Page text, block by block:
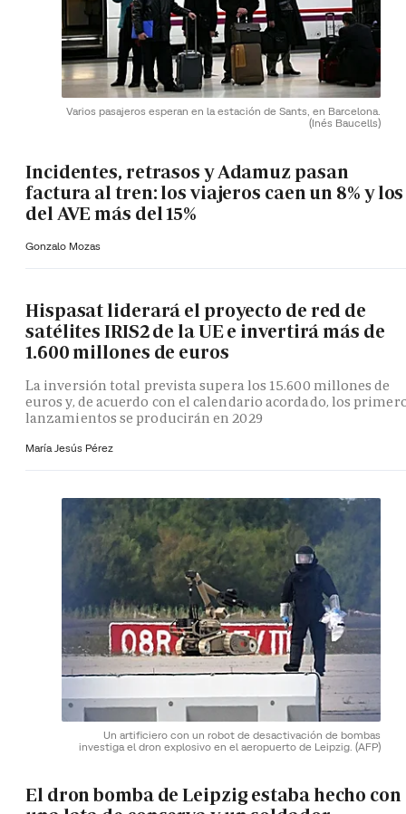
Varios pasajeros esperan en la estación de Sants, en Barcelona.
(Inés Baucells)
Incidentes, retrasos y Adamuz pasan
factura al tren: los viajeros caen un 8% y los
del AVE más del 15%
Gonzalo Mozas
Hispasat liderará el proyecto de red de
satélites IRIS2 de la UE e invertirá más de
1.600 millones de euros
La inversión total prevista supera los 15.600 millones de
euros y, de acuerdo con el calendario acordado, los
lanzamientos se producirán en 2029
María Jesús Pérez
Un artificiero con un robot de desactivación de bombas
investiga el dron explosivo en el aeropuerto de Leipzig. (AFP)
El dron bomba de Leipzig estaba hecho con